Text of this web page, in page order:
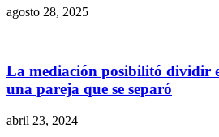
agosto 28, 2025
La mediación posibilitó dividir
una pareja que se separó
abril 23, 2024